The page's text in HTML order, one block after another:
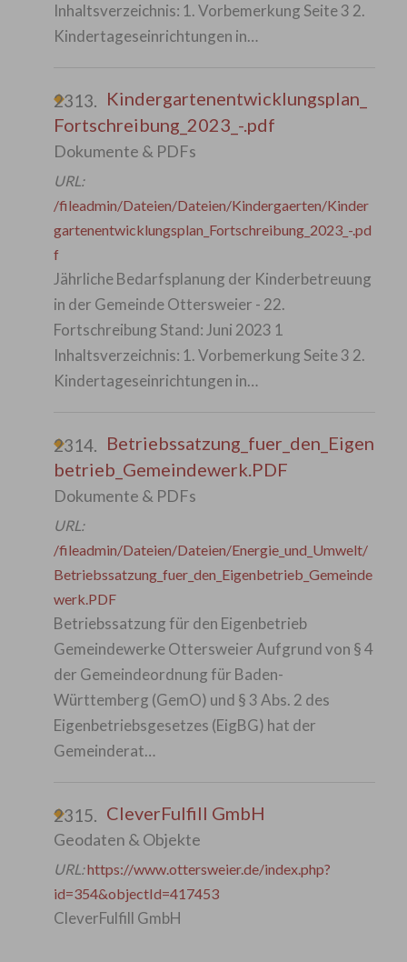
Inhaltsverzeichnis: 1. Vorbemerkung Seite 3 2.
Kindertageseinrichtungen in…
2313. Kindergartenentwicklungsplan_
Fortschreibung_2023_-.pdf
Dokumente & PDFs
URL:
/fileadmin/Dateien/Dateien/Kindergaerten/Kinder
gartenentwicklungsplan_Fortschreibung_2023_-.pd
f
Jährliche Bedarfsplanung der Kinderbetreuung
in der Gemeinde Ottersweier - 22.
Fortschreibung Stand: Juni 2023 1
Inhaltsverzeichnis: 1. Vorbemerkung Seite 3 2.
Kindertageseinrichtungen in…
2314. Betriebssatzung_fuer_den_Eigen
betrieb_Gemeindewerk.PDF
Dokumente & PDFs
URL:
/fileadmin/Dateien/Dateien/Energie_und_Umwelt/
Betriebssatzung_fuer_den_Eigenbetrieb_Gemeinde
werk.PDF
Betriebssatzung für den Eigenbetrieb
Gemeindewerke Ottersweier Aufgrund von § 4
der Gemeindeordnung für Baden-
Württemberg (GemO) und § 3 Abs. 2 des
Eigenbetriebsgesetzes (EigBG) hat der
Gemeinderat…
2315. CleverFulfill GmbH
Geodaten & Objekte
URL:https://www.ottersweier.de/index.php?
id=354&objectId=417453
CleverFulfill GmbH